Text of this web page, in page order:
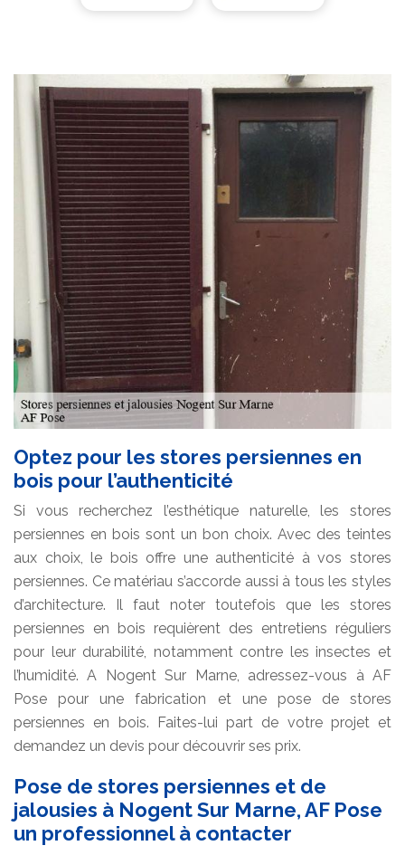
Optez pour les stores persiennes en
bois pour l’authenticité
Si vous recherchez l’esthétique naturelle, les stores
persiennes en bois sont un bon choix. Avec des teintes
aux choix, le bois offre une authenticité à vos stores
persiennes. Ce matériau s’accorde aussi à tous les styles
d’architecture. Il faut noter toutefois que les stores
persiennes en bois requièrent des entretiens réguliers
pour leur durabilité, notamment contre les insectes et
l’humidité. A Nogent Sur Marne, adressez-vous à AF
Pose pour une fabrication et une pose de stores
persiennes en bois. Faites-lui part de votre projet et
demandez un devis pour découvrir ses prix.
Pose de stores persiennes et de
jalousies à Nogent Sur Marne, AF Pose
un professionnel à contacter